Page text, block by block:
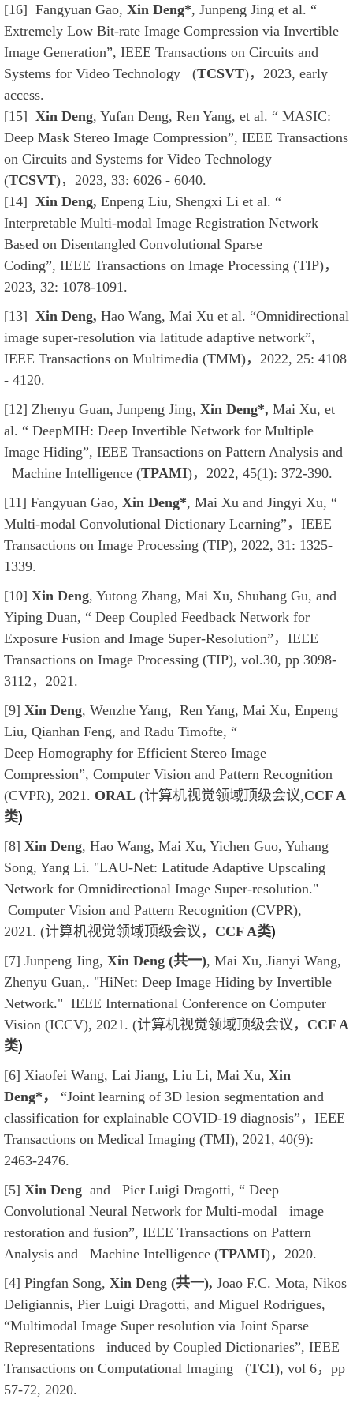
[16] Fangyuan Gao, Xin Deng*, Junpeng Jing et al. “
Extremely Low Bit-rate Image Compression via Invertible
Image Generation”, IEEE Transactions on Circuits and
Systems for Video Technology (TCSVT)，2023, early
access.
[15] Xin Deng, Yufan Deng, Ren Yang, et al. “ MASIC:
Deep Mask Stereo Image Compression”, IEEE Transactions
on Circuits and Systems for Video Technology
(TCSVT)，2023, 33: 6026 - 6040.
[14] Xin Deng, Enpeng Liu, Shengxi Li et al. “
Interpretable Multi-modal Image Registration Network
Based on Disentangled Convolutional Sparse
Coding”, IEEE Transactions on Image Processing (TIP)，
2023, 32: 1078-1091.
[13] Xin Deng, Hao Wang, Mai Xu et al. “Omnidirectional
image super-resolution via latitude adaptive network”,
IEEE Transactions on Multimedia (TMM)，2022, 25: 4108
- 4120.
[12] Zhenyu Guan, Junpeng Jing, Xin Deng*, Mai Xu, et
al. “ DeepMIH: Deep Invertible Network for Multiple
Image Hiding”, IEEE Transactions on Pattern Analysis and
Machine Intelligence (TPAMI)， 2022, 45(1): 372-390.
[11] Fangyuan Gao, Xin Deng*, Mai Xu and Jingyi Xu, “
Multi-modal Convolutional Dictionary Learning”，IEEE
Transactions on Image Processing (TIP), 2022, 31: 1325-
1339.
[10] Xin Deng, Yutong Zhang, Mai Xu, Shuhang Gu, and
Yiping Duan, “ Deep Coupled Feedback Network for
Exposure Fusion and Image Super-Resolution”，IEEE
Transactions on Image Processing (TIP), vol.30, pp 3098-
3112，2021.
[9] Xin Deng, Wenzhe Yang, Ren Yang, Mai Xu, Enpeng
Liu, Qianhan Feng, and Radu Timofte, “
Deep Homography for Efficient Stereo Image
Compression”, Computer Vision and Pattern Recognition
(CVPR), 2021. ORAL (计算机视觉领域顶级会议,CCF A
类)
[8] Xin Deng, Hao Wang, Mai Xu, Yichen Guo, Yuhang
Song, Yang Li. "LAU-Net: Latitude Adaptive Upscaling
Network for Omnidirectional Image Super-resolution."
Computer Vision and Pattern Recognition (CVPR),
2021. (计算机视觉领域顶级会议， CCF A类)
[7] Junpeng Jing, Xin Deng (共一), Mai Xu, Jianyi Wang,
Zhenyu Guan,. "HiNet: Deep Image Hiding by Invertible
Network." IEEE International Conference on Computer
Vision (ICCV), 2021. (计算机视觉领域顶级会议， CCF A
类)
[6] Xiaofei Wang, Lai Jiang, Liu Li, Mai Xu, Xin
Deng*， “Joint learning of 3D lesion segmentation and
classification for explainable COVID-19 diagnosis”，IEEE
Transactions on Medical Imaging (TMI), 2021, 40(9):
2463-2476.
[5] Xin Deng and Pier Luigi Dragotti, “ Deep
Convolutional Neural Network for Multi-modal image
restoration and fusion”, IEEE Transactions on Pattern
Analysis and Machine Intelligence (TPAMI)， 2020.
[4] Pingfan Song, Xin Deng (共一), Joao F.C. Mota, Nikos
Deligiannis, Pier Luigi Dragotti, and Miguel Rodrigues,
“Multimodal Image Super resolution via Joint Sparse
Representations induced by Coupled Dictionaries”, IEEE
Transactions on Computational Imaging (TCI), vol 6， pp
57-72, 2020.